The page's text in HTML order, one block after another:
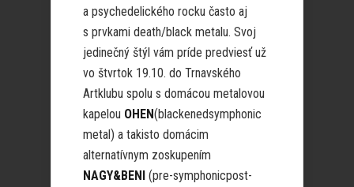
a psychedelického rocku často aj
s prvkami death/black metalu. Svoj
jedinečný štýl vám príde predviesť už
vo štvrtok 19.10. do Trnavského
Artklubu spolu s domácou metalovou
kapelou OHEN(blackenedsymphonic
metal) a takisto domácim
alternatívnym zoskupením
NAGY&BENI (pre-symphonicpost-